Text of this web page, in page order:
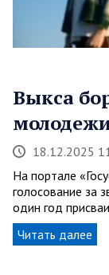
Выкса
18.12.2025
На портале
голосование за
один год
Читать далее